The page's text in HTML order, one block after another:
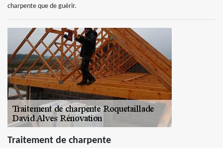
charpente que de guérir.
Traitement de charpente